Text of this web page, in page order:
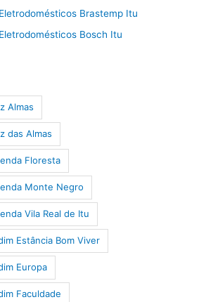
Brastemp Itu
Bosch Itu
Almas
das Almas
Floresta
Monte Negro
Vila Real de Itu
Estância Bom Viver
Europa
Faculdade